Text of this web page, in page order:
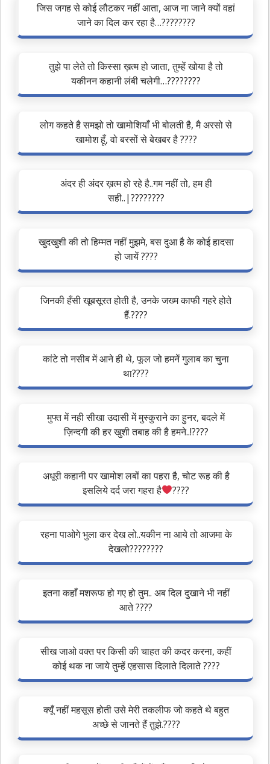
जिस जगह से कोई लौटकर नहीं आता, आज ना जाने क्यों वहां
जाने का दिल कर रहा है…????????
तुझे पा लेते तो किस्सा ख़त्म हो जाता, तुम्हें खोया है तो
यकीनन कहानी लंबी चलेगी…????????
लोग कहते है समझो तो खामोशियाँ भी बोलती है, मै अरसो से
खामोश हूँ, वो बरसों से बेखबर है ????
अंदर ही अंदर ख़त्म हो रहे है..गम नहीं तो, हम ही
सही..|????????
खुदखुशी की तो हिम्मत नहीं मुझमे, बस दुआ है के कोई हादसा
हो जायें ????
जिनकी हँसी खूबसूरत होती है, उनके जख्म काफी गहरे होते
हैं.????
कांटे तो नसीब में आने ही थे, फूल जो हमनें गुलाब का चुना
था????
मुफ्त में नही सीखा उदासी में मुस्कुराने का हुनर, बदले में
ज़िन्दगी की हर खुशी तबाह की है हमने..!????
अधूरी कहानी पर खामोश लबों का पहरा है, चोट रूह की है
इसलिये दर्द जरा गहरा है
‍????
रहना पाओगे भुला कर देख लो..यकीन ना आये तो आजमा के
देखलो????????
इतना कहाँ मशरूफ हो गए हो तुम.. अब दिल दुखाने भी नहीं
आते ????
सीख जाओ वक्त पर किसी की चाहत की कदर करना, कहीं
कोई थक ना जाये तुम्हें एहसास दिलाते दिलाते ????
क्यूँ नहीं महसूस होती उसे मेरी तकलीफ जो कहते थे बहुत
अच्छे से जानते हैं तुझे.????